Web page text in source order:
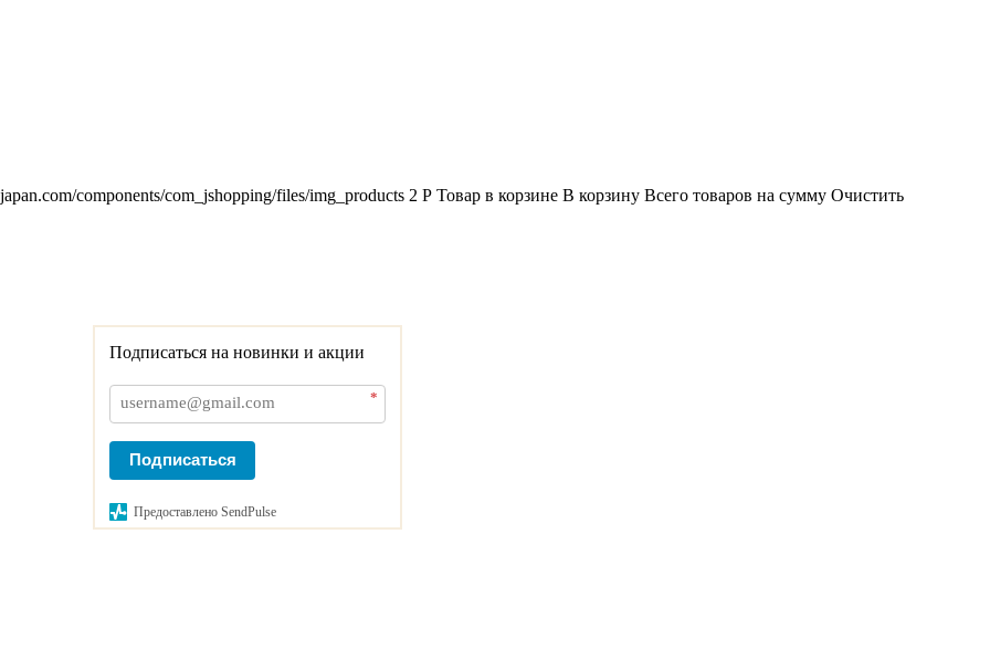
components/com_jshopping/files/img_products 2 Р Товар в корзине В корзину Всего товаров на сумму Очистить
Подписаться на новинки и акции
*
Подписаться
Предоставлено SendPulse